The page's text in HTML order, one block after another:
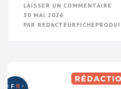
LAISSER UN COMMENTAIRE
30 MAI 2026
PAR